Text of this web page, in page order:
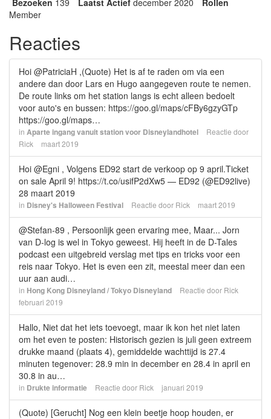
Bezoeken 139 Laatst Actief december 2020
Rollen
Member
Reacties
Hoi @PatriciaH ,(Quote) Het is af te raden om via een
andere dan door Lars en Hugo aangegeven route te nemen.
De route links om het station langs is echt alleen bedoelt
voor auto's en bussen: https://goo.gl/maps/cFBy6gzyGTp
https://goo.gl/maps…
in Aparte ingang vanuit station voor Disneylandhotel
Reactie door
Rick
maart 2019
Hoi @Egni , Volgens ED92 start de verkoop op 9 april.Ticket
on sale April 9! https://t.co/usifP2dXw5 — ED92 (@ED92live)
28 maart 2019
in Disney's Halloween Festival Reactie door Rick maart 2019
@Stefan-89 , Persoonlijk geen ervaring mee, Maar... Jorn
van D-log is wel in Tokyo geweest. Hij heeft in de D-Tales
podcast een uitgebreid verslag met tips en tricks voor een
reis naar Tokyo. Het is even een zit, meestal meer dan een
uur aan audi…
in Hong Kong Disneyland / Tokyo Disneyland Reactie door Rick
februari 2019
Hallo, Niet dat het iets toevoegt, maar ik kon het niet laten
om het even te posten: Historisch gezien is juli geen extreem
drukke maand (plaats 4), gemiddelde wachttijd is 27.4
minuten tegenover: 28.9 min in december en 28.4 in april en
30.8 in au…
in Drukte informatie Reactie door Rick januari 2019
(Quote) [Gerucht] Nog een klein beetje hoop houden, er